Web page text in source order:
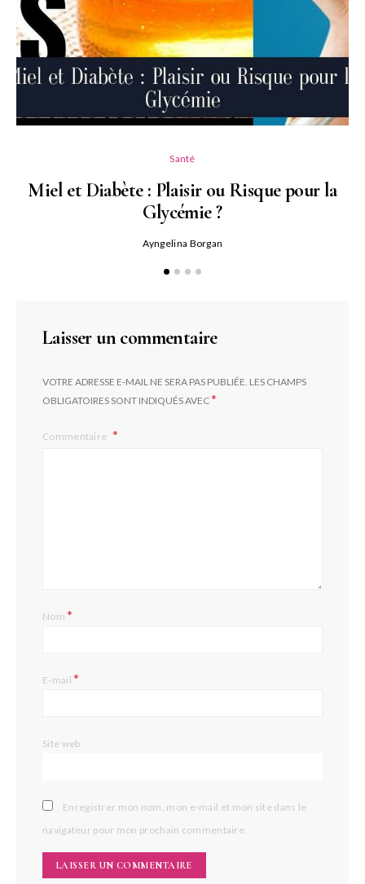
Santé
Miel et Diabète : Plaisir ou Risque pour la
Glycémie ?
Ayngelina Borgan
Laisser un commentaire
VOTRE ADRESSE E-MAIL NE SERA PAS PUBLIÉE. LES CHAMPS
OBLIGATOIRES SONT INDIQUÉS AVEC*
Commentaire
Nom*
E-mail*
Site web
Enregistrer mon nom, mon e-mail et mon site dans le
navigateur pour mon prochain commentaire.